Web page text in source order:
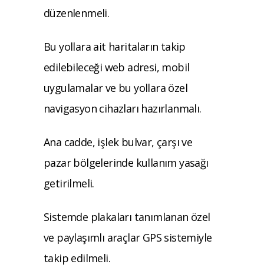
düzenlenmeli.
Bu yollara ait haritaların takip
edilebileceği web adresi, mobil
uygulamalar ve bu yollara özel
navigasyon cihazları hazırlanmalı.
Ana cadde, işlek bulvar, çarşı ve
pazar bölgelerinde kullanım yasağı
getirilmeli.
Sistemde plakaları tanımlanan özel
ve paylaşımlı araçlar GPS sistemiyle
takip edilmeli.